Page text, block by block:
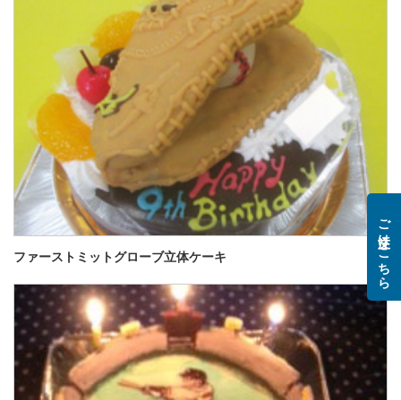
ファーストミットグローブ立体ケーキ ご注文はこちら